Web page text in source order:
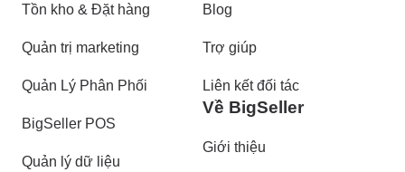
Tồn kho & Đặt hàng
Quản trị marketing
Quản Lý Phân Phối
BigSeller POS
Quản lý dữ liệu
Blog
Trợ giúp
Liên kết đối tác
Về BigSeller
Giới thiệu